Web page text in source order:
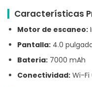
Características
Motor de escaneo:
Pantalla: 4.0
Bateria: 7000 mAh
Conectividad: Wi-Fi